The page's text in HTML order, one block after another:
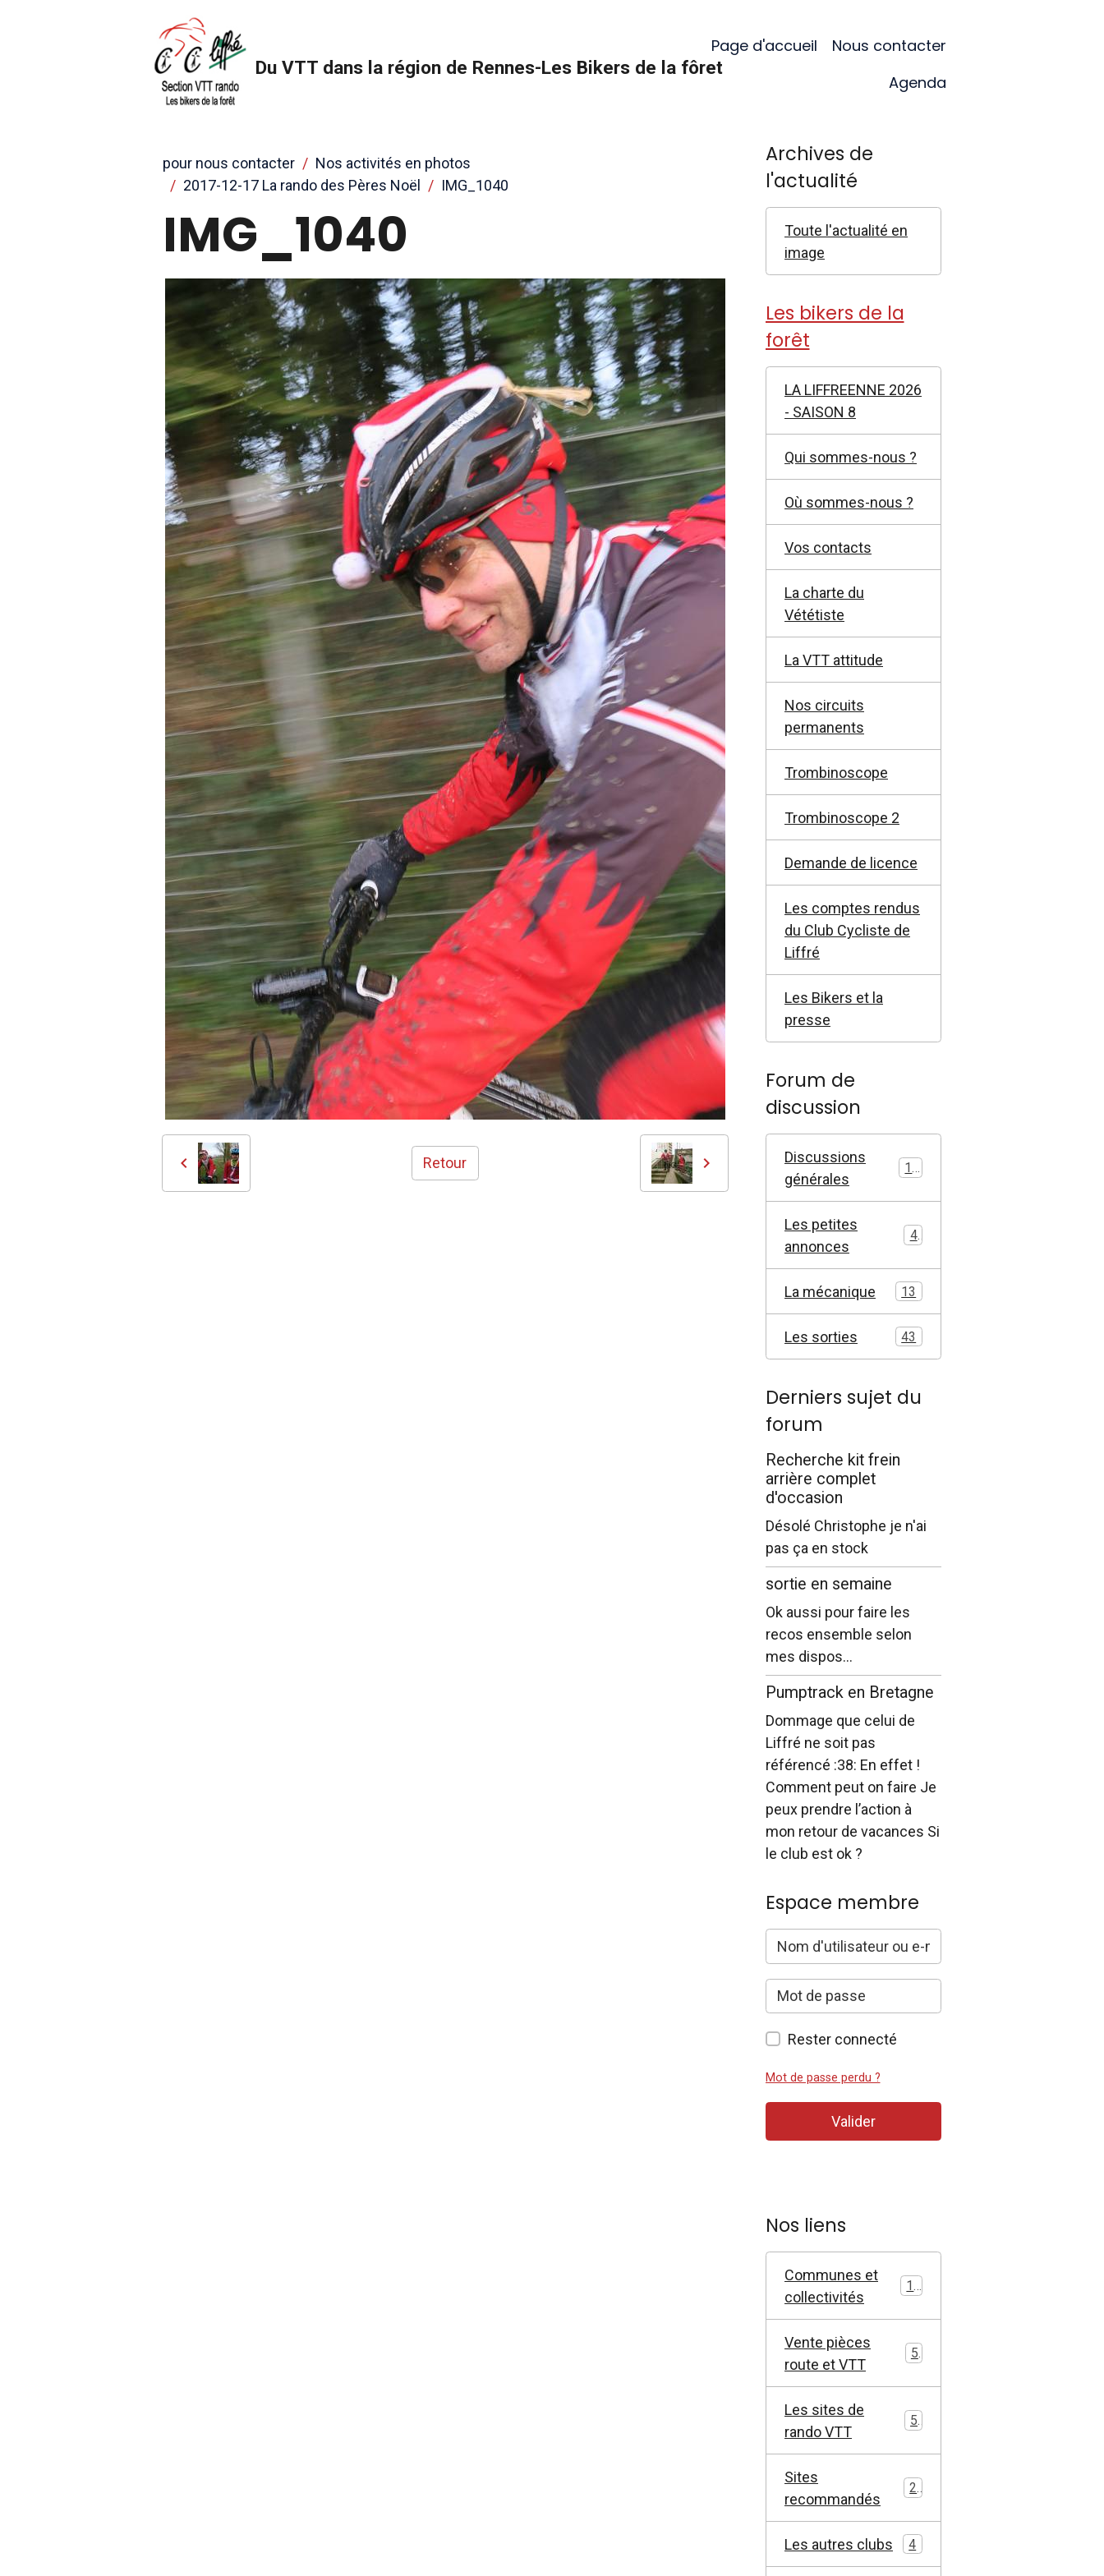
Du VTT dans la région de Rennes-Les Bikers de la fôret
Page d'accueil
Nous contacter
Agenda
pour nous contacter
Nos activités en photos
2017-12-17 La rando des Pères Noël
IMG_1040
IMG_1040
Retour
Archives de
l'actualité
Toute l'actualité en
image
Les bikers de la
forêt
LA LIFFREENNE 2026
- SAISON 8
Qui sommes-nous ?
Où sommes-nous ?
Vos contacts
La charte du
Vététiste
La VTT attitude
Nos circuits
permanents
Trombinoscope
Trombinoscope 2
Demande de licence
Les comptes rendus
du Club Cycliste de
Liffré
Les Bikers et la
presse
Forum de
discussion
Discussions
générales
17
Les petites
annonces
4
La mécanique 13
Les sorties 43
Derniers sujet du
forum
Recherche kit frein
arrière complet
d'occasion
Désolé Christophe je n'ai
pas ça en stock
sortie en semaine
Ok aussi pour faire les
recos ensemble selon
mes dispos...
Pumptrack en Bretagne
Dommage que celui de
Liffré ne soit pas
référencé :38: En effet !
Comment peut on faire Je
peux prendre l’action à
mon retour de vacances Si
le club est ok ?
Espace membre
Rester connecté
Mot de passe perdu ?
Valider
Nos liens
Communes et
collectivités
11
Vente pièces
route et VTT
5
Les sites de
rando VTT
5
Sites
recommandés
2
Les autres clubs 4